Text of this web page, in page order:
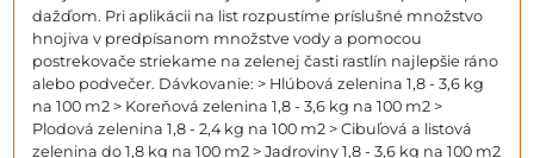
dažďom. Pri aplikácii na list rozpustíme príslušné množstvo
hnojiva v predpísanom množstve vody a pomocou
postrekovače striekame na zelenej časti rastlín najlepšie ráno
alebo podvečer. Dávkovanie: > Hlúbová zelenina 1,8 - 3,6 kg
na 100 m2 > Koreňová zelenina 1,8 - 3,6 kg na 100 m2 >
Plodová zelenina 1,8 - 2,4 kg na 100 m2 > Cibuľová a listová
zelenina do 1,8 kg na 100 m2 > Jadroviny 1,8 - 3,6 kg na 100 m2